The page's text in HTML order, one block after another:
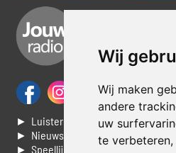
Wij
Wij maken
andere
uw
te verbeteren,
► Luisteren naar Jouwradio
► Nieuws
► Speellijst